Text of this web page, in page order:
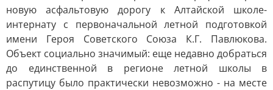
новую асфальтовую дорогу к Алтайской школе-
интернату с первоначальной летной подготовкой
имени Героя Советского Союза К.Г. Павлюкова.
Объект социально значимый: еще недавно добраться
до единственной в регионе летной школы в
распутицу было практически невозможно - на месте